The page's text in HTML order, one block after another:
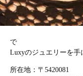
で
Luxyのジュエリーを手
所在地：〒5420081